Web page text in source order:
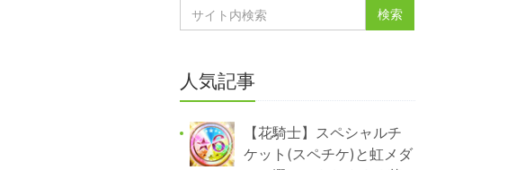
人気記事
【花騎士】スペシャルチ
ケット(スペチケ)と虹メダ